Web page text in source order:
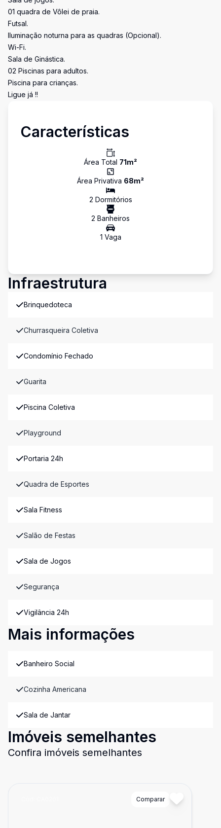
01 quadra de Vôlei de praia.
Futsal.
Iluminação noturna para as quadras (Opcional).
Wi-Fi.
Sala de Ginástica.
02 Piscinas para adultos.
Piscina para crianças.
Ligue já !!
Características
Área Total 71m²
Área Privativa 68m²
2 Dormitórios
2 Banheiros
1 Vaga
Infraestrutura
Brinquedoteca
Churrasqueira Coletiva
Condomínio Fechado
Guarita
Piscina Coletiva
Playground
Portaria 24h
Quadra de Esportes
Sala Fitness
Salão de Festas
Sala de Jogos
Segurança
Vigilância 24h
Mais informações
Banheiro Social
Cozinha Americana
Sala de Jantar
Imóveis semelhantes
Confira imóveis semelhantes
Comparar